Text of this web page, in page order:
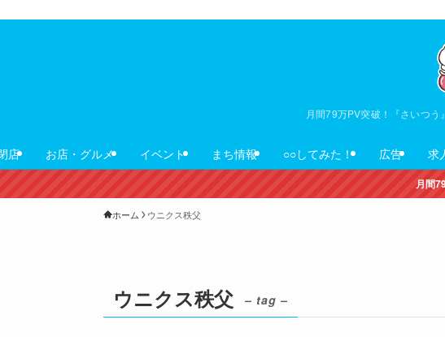
月間79万PV突破！『さいつう
店 お店・グルメ イベント まち情報 ○○してみた！ 広告 求
月間
ホーム ウニクス秩父
ウニクス秩父 – tag –